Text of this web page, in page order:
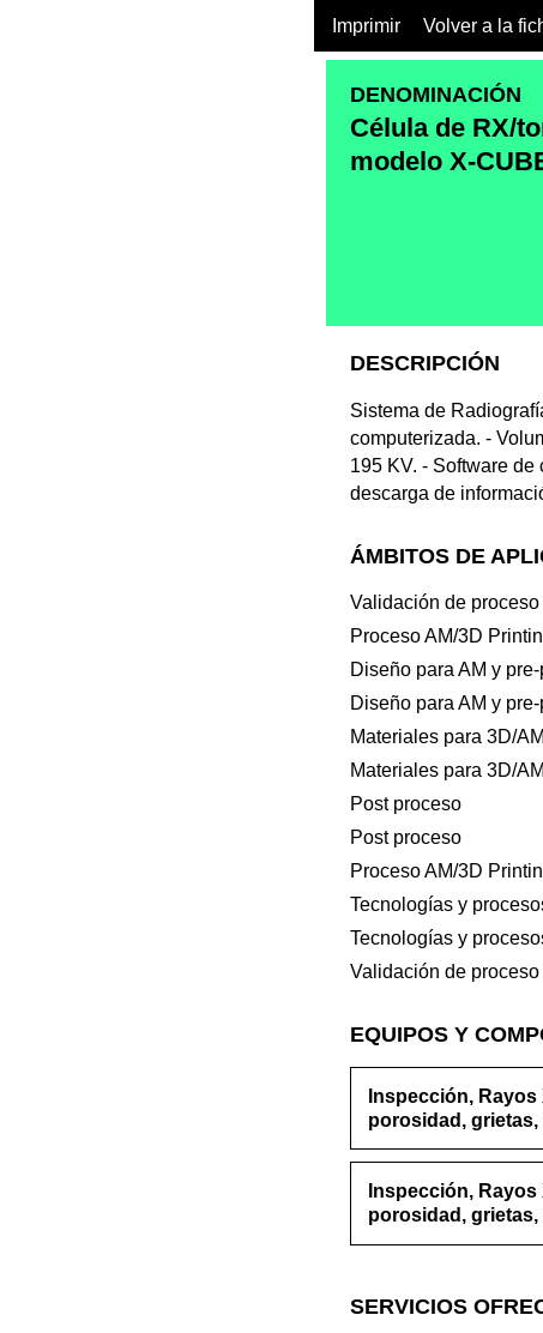
Imprimir Volver a la
DENOMINACIÓN
Célula de RX/
modelo X-
DESCRIPCIÓN
Sistema de
computerizada. -
195 KV. - Software
descarga de
ÁMBITOS DE
Validación de proceso
Proceso AM/3D
Diseño para AM y
Diseño para AM y
Materiales para 3D/AM
Materiales para 3D/AM
Post proceso
Post proceso
Proceso AM/3D
Tecnologías y
Tecnologías y
Validación de proceso
EQUIPOS Y
Inspección,
porosidad, grietas,
Inspección,
porosidad, grietas,
SERVICIOS